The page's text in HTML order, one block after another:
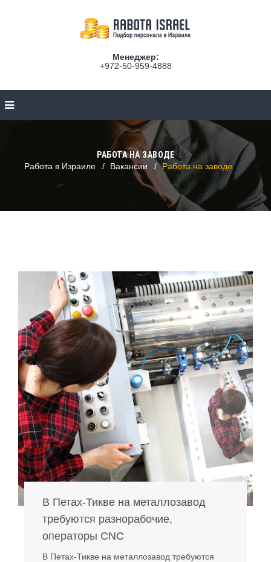
Менеджер:
+972-50-959-4888
РАБОТА НА ЗАВОДЕ
Работа в Израиле
Вакансии Работа на заводе
В Петах-Тикве на металлозавод
требуются разнорабочие,
операторы CNC
В Петах-Тикве на металлозавод требуются